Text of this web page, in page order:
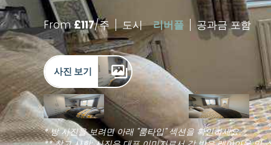
From £117/주 도시 리버풀 공과금 포함
사진 보기
* 방 사진을 보려면 아래 "룸타입" 섹션을 확인하세요.